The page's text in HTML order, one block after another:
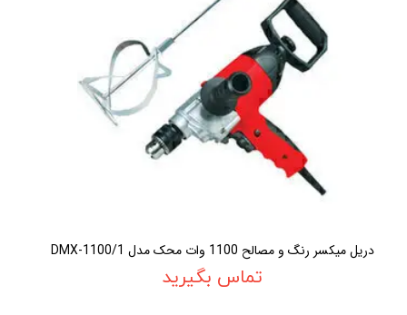
دريل ميکسر رنگ و مصالح 1100 وات محک مدل DMX-1100/1
تماس بگیرید